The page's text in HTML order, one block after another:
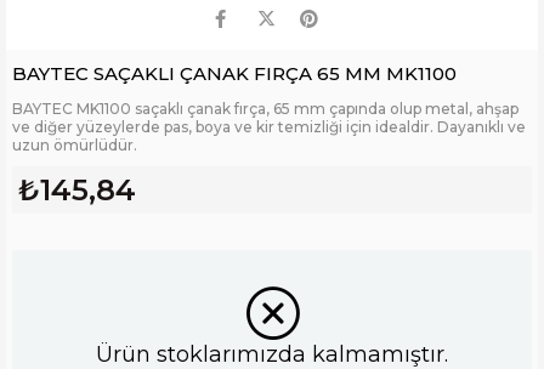
BAYTEC SAÇAKLI ÇANAK FIRÇA 65 MM MK1100
BAYTEC MK1100 saçaklı çanak fırça, 65 mm çapında olup metal, ahşap
ve diğer yüzeylerde pas, boya ve kir temizliği için idealdir. Dayanıklı ve
uzun ömürlüdür.
₺145,84
Ürün stoklarımızda kalmamıştır.